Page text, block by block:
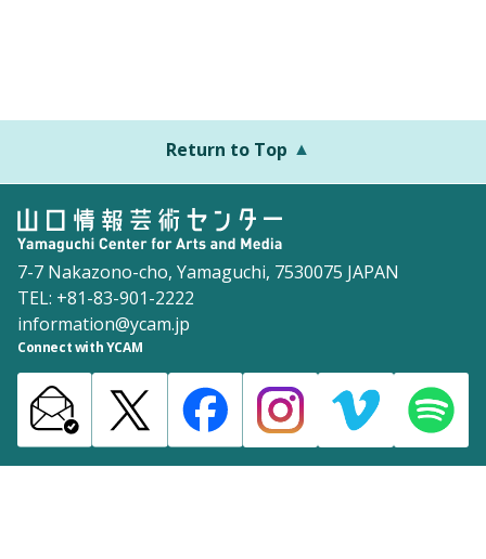
Return to Top
7-7 Nakazono-cho, Yamaguchi, 7530075 JAPAN
TEL: +81-83-901-2222
information@ycam.jp
Connect with YCAM